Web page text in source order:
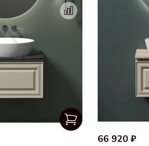
66 920 ₽